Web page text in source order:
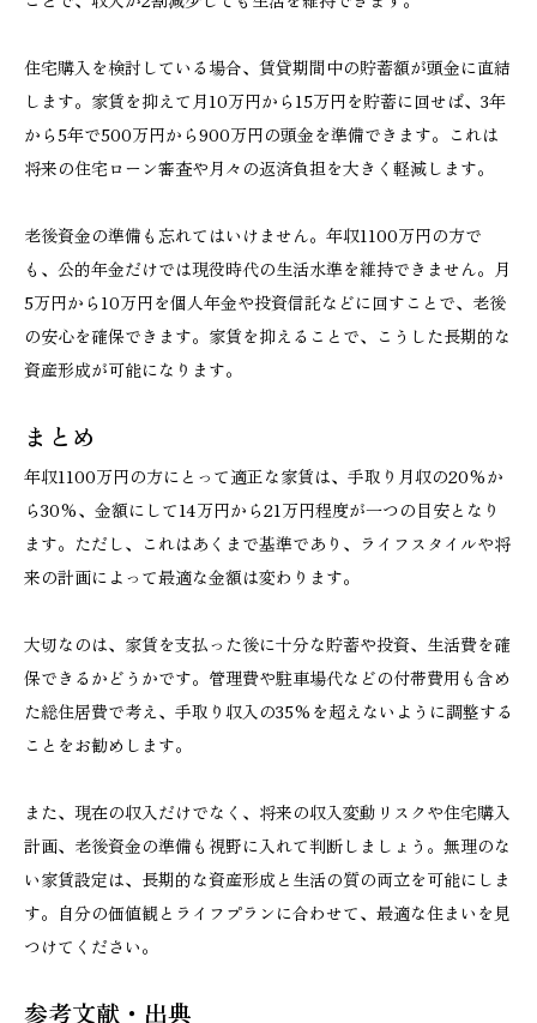
住宅購入を検討している場合、賃貸期間中の貯蓄額が頭金に直結
します。家賃を抑えて月10万円から15万円を貯蓄に回せば、3年
から5年で500万円から900万円の頭金を準備できます。これは
将来の住宅ローン審査や月々の返済負担を大きく軽減します。
老後資金の準備も忘れてはいけません。年収1100万円の方で
も、公的年金だけでは現役時代の生活水準を維持できません。月
5万円から10万円を個人年金や投資信託などに回すことで、老後
の安心を確保できます。家賃を抑えることで、こうした長期的な
資産形成が可能になります。
まとめ
年収1100万円の方にとって適正な家賃は、手取り月収の20%か
ら30%、金額にして14万円から21万円程度が一つの目安となり
ます。ただし、これはあくまで基準であり、ライフスタイルや将
来の計画によって最適な金額は変わります。
大切なのは、家賃を支払った後に十分な貯蓄や投資、生活費を確
保できるかどうかです。管理費や駐車場代などの付帯費用も含め
た総住居費で考え、手取り収入の35%を超えないように調整する
ことをお勧めします。
また、現在の収入だけでなく、将来の収入変動リスクや住宅購入
計画、老後資金の準備も視野に入れて判断しましょう。無理のな
い家賃設定は、長期的な資産形成と生活の質の両立を可能にしま
す。自分の価値観とライフプランに合わせて、最適な住まいを見
つけてください。
参考文献・出典